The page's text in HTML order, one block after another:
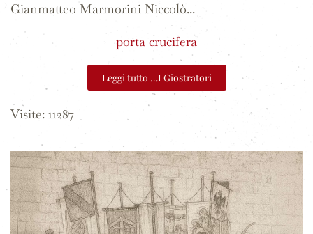
Gianmatteo Marmorini Niccolò...
porta crucifera
Leggi tutto …I Giostratori
Visite: 11287